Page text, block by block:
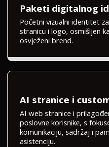
Paketi digitalnog
Početni vizualni identitet
stranicu i logo, osmišljen
osvježeni brend.
AI stranice i
AI web stranice i
poslovne korisnike, s
komunikaciju, sadržaj i
asistenciju.